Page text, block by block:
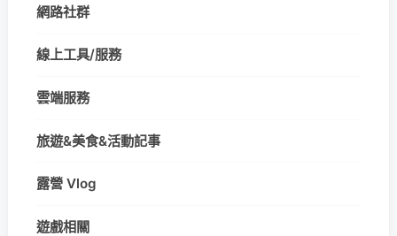
網路社群
線上工具/服務
雲端服務
旅遊&美食&活動記事
露營 Vlog
遊戲相關